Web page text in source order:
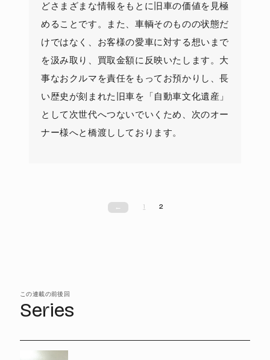
どさまざまな情報をもとに旧車の価値を見極
めることです。また、車輌そのものの状態だ
けではなく、お客様の愛車に対する想いまで
を汲み取り、買取金額に反映いたします。大
事なおクルマを責任をもってお預かりし、長
い歴史が刻まれた旧車を「自動車文化遺産」
として次世代へつないでいくため、次のオー
ナー様へと橋渡ししております。
← 1 2
この連載の前後回
Series